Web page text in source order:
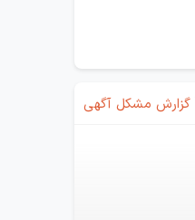
گزارش مشکل آگهی